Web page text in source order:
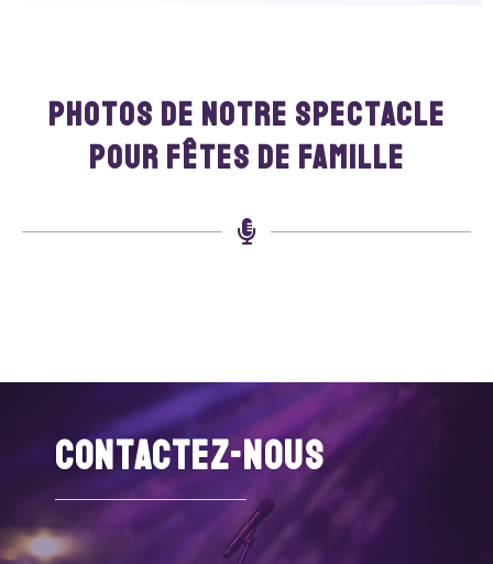
photos de notre spectacle
pour fêtes de famille
Contactez-nous